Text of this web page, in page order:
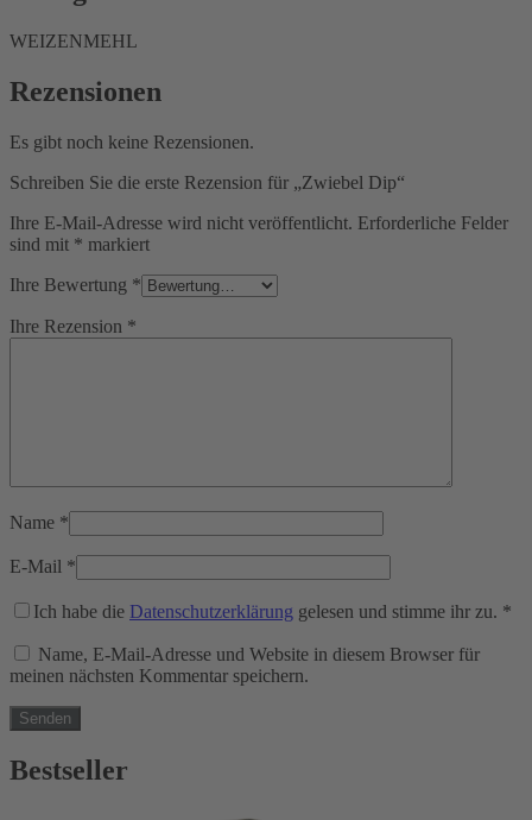
WEIZENMEHL
Rezensionen
Es gibt noch keine Rezensionen.
Schreiben Sie die erste Rezension für „Zwiebel Dip“
Ihre E-Mail-Adresse wird nicht veröffentlicht. Erforderliche Felder
sind mit * markiert
Ihre Bewertung *
Ihre Rezension *
Name *
E-Mail *
Ich habe die Datenschutzerklärung gelesen und stimme ihr zu. *
Name, E-Mail-Adresse und Website in diesem Browser für
meinen nächsten Kommentar speichern.
Bestseller